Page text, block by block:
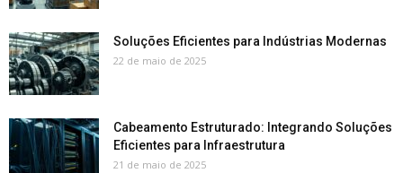
Soluções Eficientes para Indústrias Modernas
22 de maio de 2025
Cabeamento Estruturado: Integrando Soluções
Eficientes para Infraestrutura
21 de maio de 2025